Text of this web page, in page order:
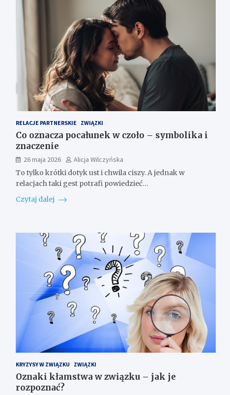
RELACJE PARTNERSKIE ZWIĄZKI
Co oznacza pocałunek w czoło – symbolika i
znaczenie
26 maja 2026
Alicja Wilczyńska
To tylko krótki dotyk ust i chwila ciszy. A jednak w
relacjach taki gest potrafi powiedzieć…
Czytaj dalej
KRYZYSY W ZWIĄZKU ZWIĄZKI
Oznaki kłamstwa w związku – jak je
rozpoznać?